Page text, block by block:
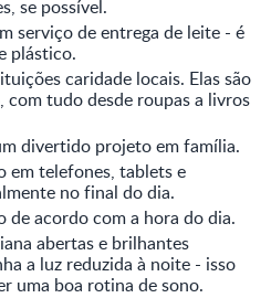
se possível.
serviço de entrega de leite - é
plástico.
caridade locais. Elas são
com tudo desde roupas a livros
divertido projeto em família.
em telefones, tablets e
no final do dia.
de acordo com a hora do dia.
abertas e brilhantes
a luz reduzida à noite - isso
uma boa rotina de sono.